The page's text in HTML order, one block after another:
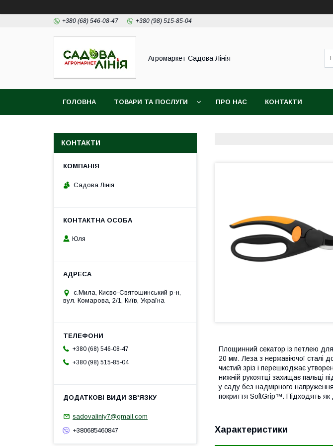
+380 (68) 546-08-47 +380 (98) 515-85-04
Агромаркет Садова Лінія
ГОЛОВНА ТОВАРИ ТА ПОСЛУГИ ПРО НАС КОНТАКТИ
Площинний секатор із петлею для
20 мм. Леза з нержавіючої сталі
чистий зріз і перешкоджає
нижній рукоятці захищає пальці
у саду без надмірного
покриття SoftGrip™. Підходять як
Характеристики
КОНТАКТИ
Садова Лінія
Юля
с.Мила, Києво-Святошинський р-н,
вул. Комарова, 2/1, Київ, Україна
+380 (68) 546-08-47
+380 (98) 515-85-04
sadovaliniy7@gmail.com
+380685460847